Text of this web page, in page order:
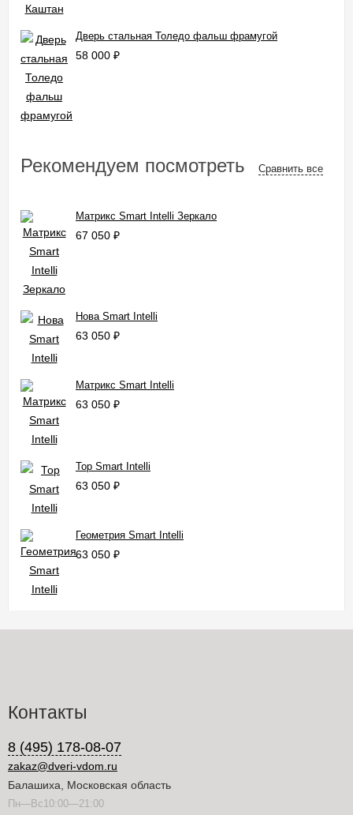
Дверь стальная Толедо фальш фрамугой
58 000 ₽
Рекомендуем посмотреть Сравнить все
Матрикс Smart Intelli Зеркало
67 050 ₽
Нова Smart Intelli
63 050 ₽
Матрикс Smart Intelli
63 050 ₽
Тор Smart Intelli
63 050 ₽
Геометрия Smart Intelli
63 050 ₽
Контакты
8 (495) 178-08-07
zakaz@dveri-vdom.ru
Балашиха, Московская область
Пн—Вс10:00—21:00